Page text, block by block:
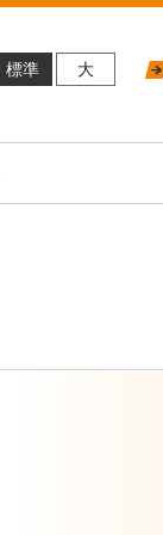
標準 大